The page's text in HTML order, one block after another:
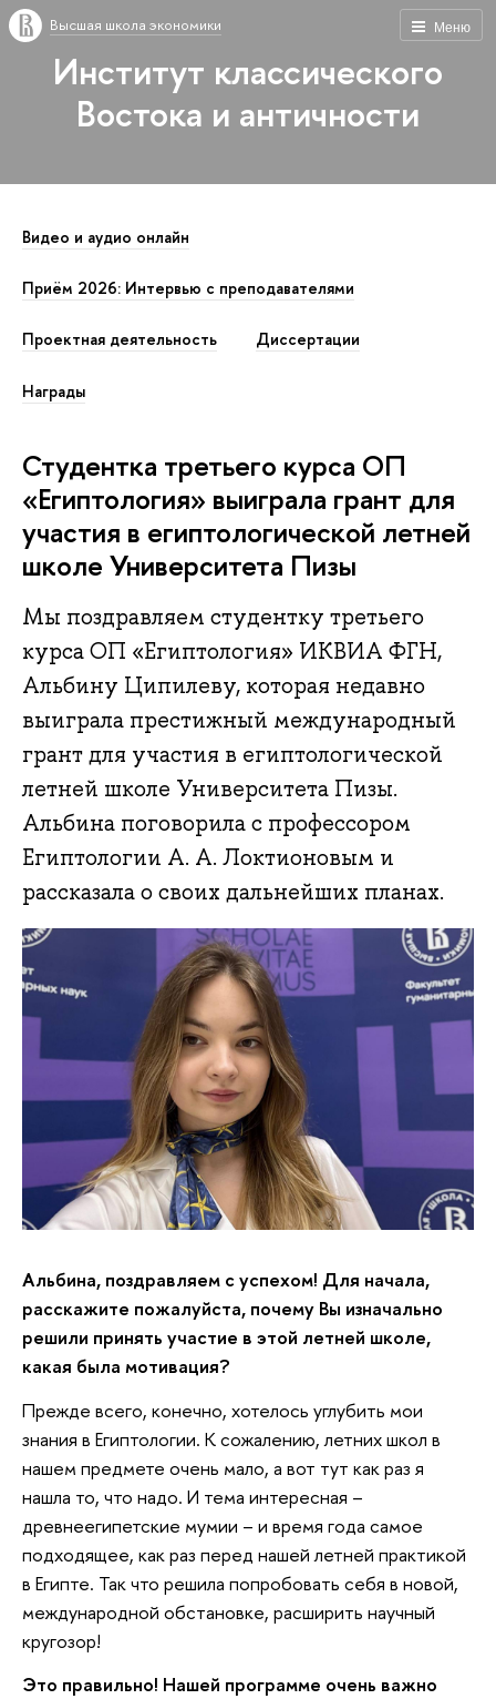
Меню
Высшая школа экономики
Институт классического
Востока и античности
Видео и аудио онлайн
Приём 2026: Интервью с преподавателями
Проектная деятельность Диссертации
Награды
Студентка третьего курса ОП
«Египтология» выиграла грант для
участия в египтологической летней
школе Университета Пизы
Мы поздравляем студентку третьего
курса ОП «Египтология» ИКВИА ФГН,
Альбину Ципилеву, которая недавно
выиграла престижный международный
грант для участия в египтологической
летней школе Университета Пизы.
Альбина поговорила с профессором
Египтологии А. А. Локтионовым и
рассказала о своих дальнейших планах.
Альбина, поздравляем с успехом! Для начала,
расскажите пожалуйста, почему Вы изначально
решили принять участие в этой летней школе,
какая была мотивация?
Прежде всего, конечно, хотелось углубить мои
знания в Египтологии. К сожалению, летних школ в
нашем предмете очень мало, а вот тут как раз я
нашла то, что надо. И тема интересная –
древнеегипетские мумии – и время года самое
подходящее, как раз перед нашей летней практикой
в Египте. Так что решила попробовать себя в новой,
международной обстановке, расширить научный
кругозор!
Это правильно! Нашей программе очень важно